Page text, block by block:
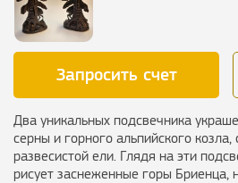
Запросить счет
Два уникальных подсвечника
серны и горного альпийского
развесистой ели. Глядя на эти
рисует заснеженные горы Бриенца,